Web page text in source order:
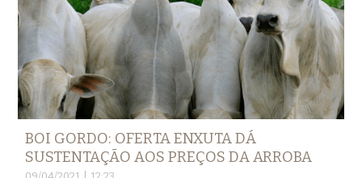
BOI GORDO: OFERTA ENXUTA DÁ
SUSTENTAÇÃO AOS PREÇOS DA ARROBA